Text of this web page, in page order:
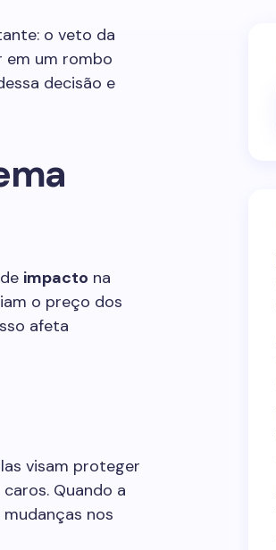
o veto da
em um rombo
decisão e
impacto na
o preço dos
afeta
visam proteger
Quando a
nos